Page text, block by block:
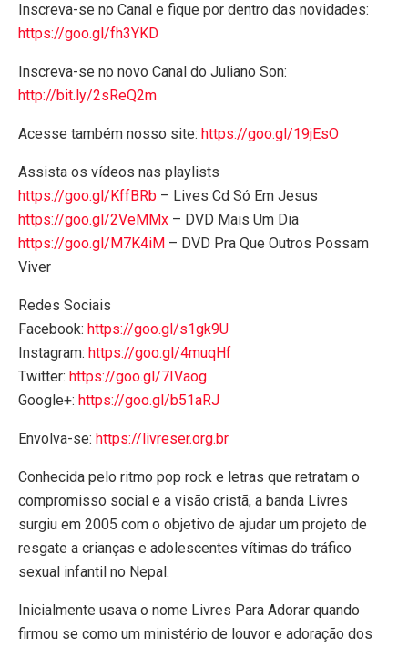
Inscreva-se no Canal e fique por dentro das novidades:
https://goo.gl/fh3YKD
Inscreva-se no novo Canal do Juliano Son:
http://bit.ly/2sReQ2m
Acesse também nosso site: https://goo.gl/19jEsO
Assista os vídeos nas playlists
https://goo.gl/KffBRb – Lives Cd Só Em Jesus
https://goo.gl/2VeMMx – DVD Mais Um Dia
https://goo.gl/M7K4iM – DVD Pra Que Outros Possam
Viver
Redes Sociais
Facebook: https://goo.gl/s1gk9U
Instagram: https://goo.gl/4muqHf
Twitter: https://goo.gl/7IVaog
Google+: https://goo.gl/b51aRJ
Envolva-se: https://livreser.org.br
Conhecida pelo ritmo pop rock e letras que retratam o
compromisso social e a visão cristã, a banda Livres
surgiu em 2005 com o objetivo de ajudar um projeto de
resgate a crianças e adolescentes vítimas do tráfico
sexual infantil no Nepal.
Inicialmente usava o nome Livres Para Adorar quando
firmou se como um ministério de louvor e adoração dos